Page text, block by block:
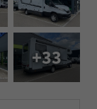
+33